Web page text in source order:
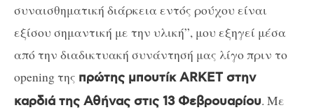
συναισθηματική διάρκεια εντός ρούχου είναι
εξίσου σημαντική με την υλική”, μου εξηγεί μέσα
από την διαδικτυακή συνάντησή μας λίγο πριν το
opening της πρώτης μπουτίκ ARKET στην
καρδιά της Αθήνας στις 13 Φεβρουαρίου. Με